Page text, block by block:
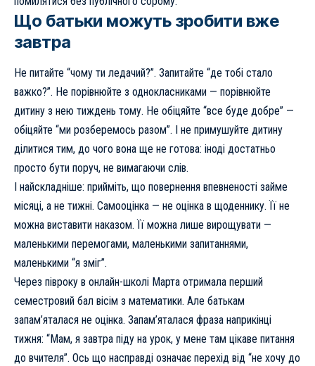
Що батьки можуть зробити вже
завтра
Не питайте “чому ти ледачий?”. Запитайте “де тобі стало
важко?”. Не порівнюйте з однокласниками — порівнюйте
дитину з нею тиждень тому. Не обіцяйте “все буде добре” —
обіцяйте “ми розберемось разом”. І не примушуйте дитину
ділитися тим, до чого вона ще не готова: іноді достатньо
просто бути поруч, не вимагаючи слів.
І найскладніше: прийміть, що повернення впевненості займе
місяці, а не тижні. Самооцінка — не оцінка в щоденнику. Її не
можна виставити наказом. Її можна лише вирощувати —
маленькими перемогами, маленькими запитаннями,
маленькими “я зміг”.
Через півроку в онлайн-школі Марта отримала перший
семестровий бал вісім з математики. Але батькам
запам’яталася не оцінка. Запам’яталася фраза наприкінці
тижня: “Мам, я завтра піду на урок, у мене там цікаве питання
до вчителя”. Ось що насправді означає перехід від “не хочу до